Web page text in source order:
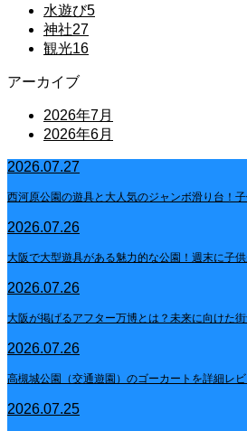
水遊び5
神社27
観光16
アーカイブ
2026年7月
2026年6月
2026.07.27
西河原公園の遊具と大人気のジャンボ滑り台！
2026.07.26
大阪で大型遊具がある魅力的な公園！週末に子
2026.07.26
大阪が掲げるアフター万博とは？未来に向けた
2026.07.26
高槻城公園（交通遊園）のゴーカートを詳細レ
2026.07.25